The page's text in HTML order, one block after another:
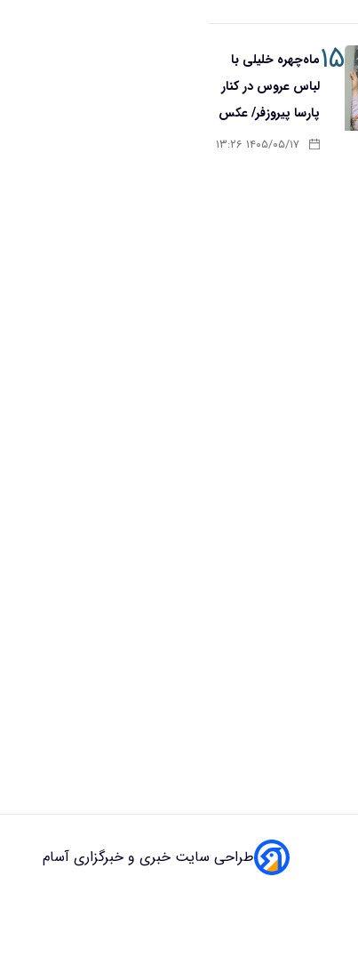
۱۵ماه‌چهره خلیلی با
لباس عروس در کنار
پارسا پیروزفر/ عکس
۱۴۰۵/۰۵/۱۷ ۱۳:۲۶
طراحی سایت خبری و خبرگزاری آسام